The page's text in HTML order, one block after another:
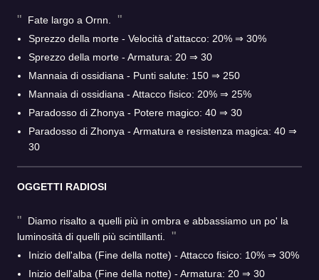
Fate largo a Ornn.
Sprezzo della morte - Velocità d'attacco: 20% ⇒ 30%
Sprezzo della morte - Armatura: 20 ⇒ 30
Mannaia di ossidiana - Punti salute: 150 ⇒ 250
Mannaia di ossidiana - Attacco fisico: 20% ⇒ 25%
Paradosso di Zhonya - Potere magico: 40 ⇒ 30
Paradosso di Zhonya - Armatura e resistenza magica: 40 ⇒
30
OGGETTI RADIOSI
Diamo risalto a quelli più in ombra e abbassiamo un po' la
luminosità di quelli più scintillanti.
Inizio dell'alba (Fine della notte) - Attacco fisico: 10% ⇒ 30%
Inizio dell'alba (Fine della notte) - Armatura: 20 ⇒ 30